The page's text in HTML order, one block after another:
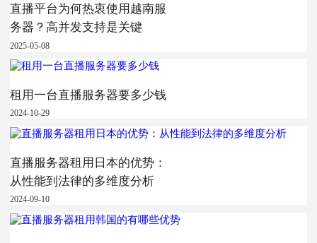
直播平台为何热衷使用越南服
务器？高并发支持是关键
2025-05-08
租用一台直播服务器要多少钱
2024-10-29
直播服务器租用日本的优势：
从性能到法律的多维度分析
2024-09-10